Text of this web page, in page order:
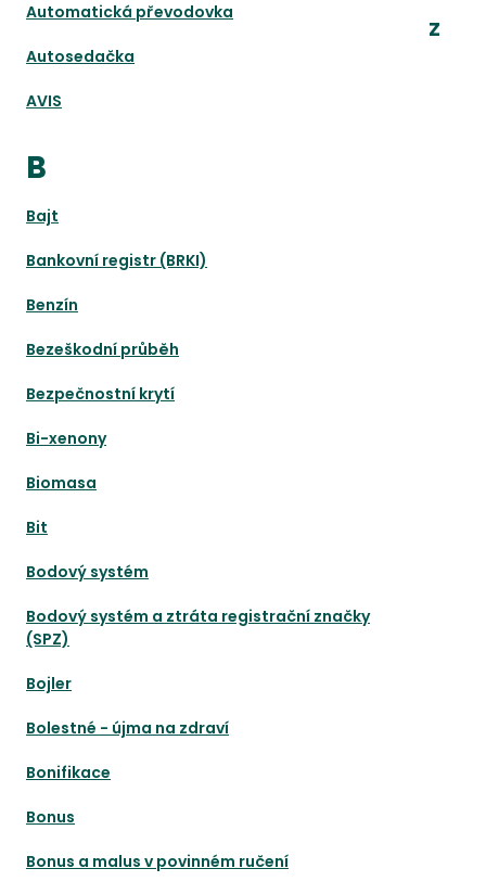
Z
Automatická převodovka
Autosedačka
AVIS
B
Bajt
Bankovní registr (BRKI)
Benzín
Bezeškodní průběh
Bezpečnostní krytí
Bi-xenony
Biomasa
Bit
Bodový systém
Bodový systém a ztráta registrační značky
(SPZ)
Bojler
Bolestné - újma na zdraví
Bonifikace
Bonus
Bonus a malus v povinném ručení